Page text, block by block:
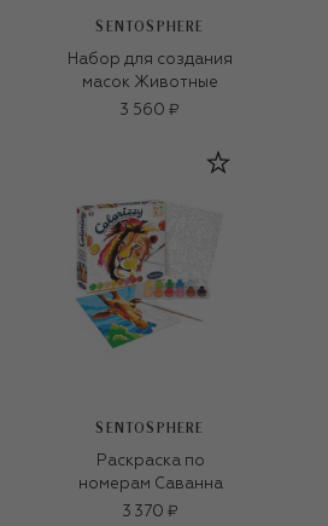
SENTOSPHERE
Набор для создания
масок Животные
3 560 ₽
SENTOSPHERE
Раскраска по
номерам Саванна
3 370 ₽